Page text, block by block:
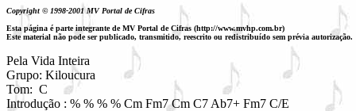
Copyright © 1998-2001 MV Portal de Cifras
Esta página é parte integrante de MV Portal de Cifras (http://www.mvhp.com.br)
Este material não pode ser publicado, transmitido, reescrito ou redistribuído sem prévia autorização.
Pela Vida Inteira
Grupo: Kiloucura
Tom:  C
Introdução : % % % % Cm Fm7 Cm C7 Ab7+ Fm7 C/E